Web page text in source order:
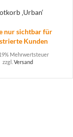
‚Urban‘
nur sichtbar für
Kunden
Mehrwertsteuer
zzgl. Versand